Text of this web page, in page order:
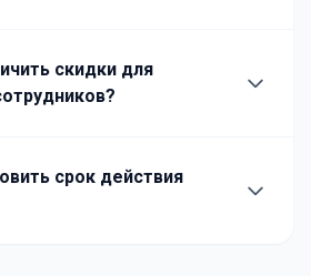
скидки для
срок действия